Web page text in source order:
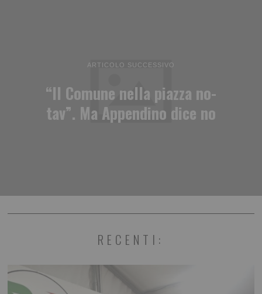
ARTICOLO SUCCESSIVO
“Il Comune nella piazza no-
tav”. Ma Appendino dice no
RECENTI: